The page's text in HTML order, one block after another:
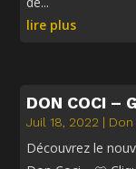
lire plus
DON COCI –
Juil 18, 2022 |
Découvrez le